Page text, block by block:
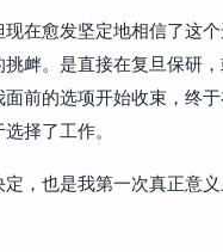
在愈发坚定地相信了这
衅。是直接在复旦保研
前的选项开始收束，终
择了工作。
，也是我第一次真正意